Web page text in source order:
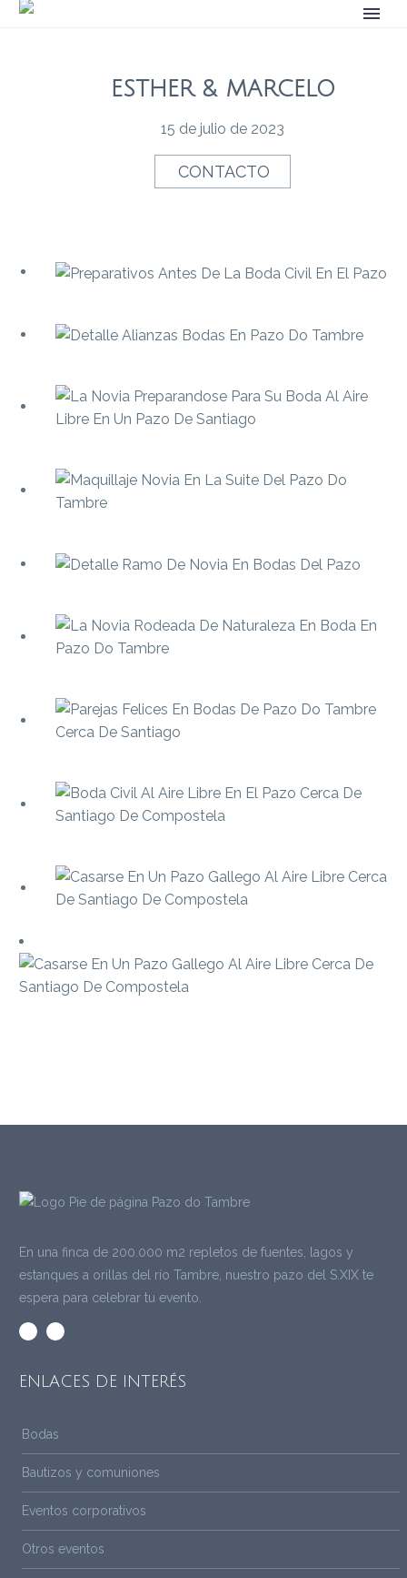
ESTHER & MARCELO
15 de julio de 2023
CONTACTO
En una finca de 200.000 m2 repletos de fuentes, lagos y
estanques a orillas del río Tambre, nuestro pazo del S.XIX te
espera para celebrar tu evento.
ENLACES DE INTERÉS
Bodas
Bautizos y comuniones
Eventos corporativos
Otros eventos